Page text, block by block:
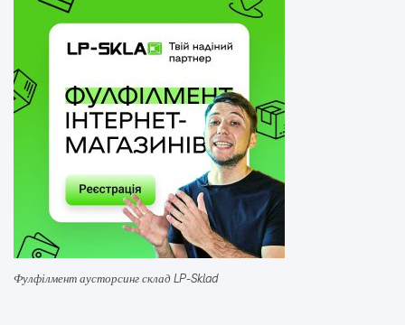
Фулфілмент аусторсинг склад LP-Sklad